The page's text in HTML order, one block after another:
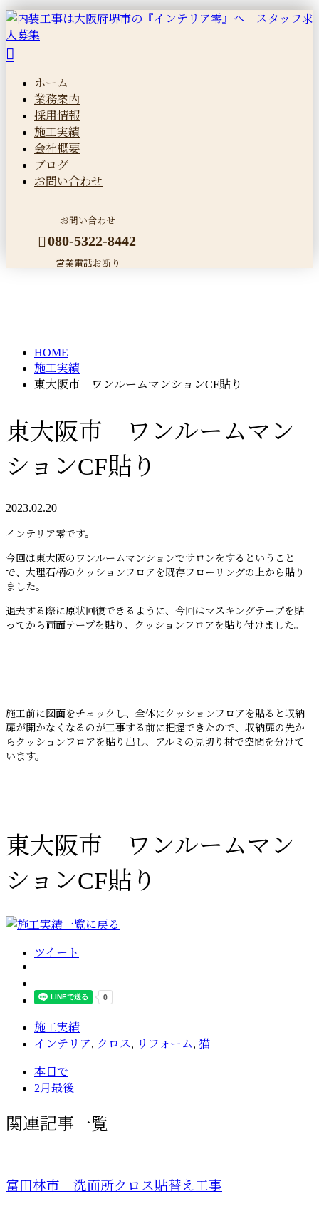
ホーム
業務案内
採用情報
施工実績
会社概要
ブログ
お問い合わせ
お問い合わせ
080-5322-8442
営業電話お断り
HOME
施工実績
東大阪市 ワンルームマンションCF貼り
東大阪市 ワンルームマン
ションCF貼り
2023.02.20
インテリア零です。
今回は東大阪のワンルームマンションでサロンをするということ
で、大理石柄のクッションフロアを既存フローリングの上から貼り
ました。
退去する際に原状回復できるように、今回はマスキングテープを貼
ってから両面テープを貼り、クッションフロアを貼り付けました。
施工前に図面をチェックし、全体にクッションフロアを貼ると収納
扉が開かなくなるのが工事する前に把握できたので、収納扉の先か
らクッションフロアを貼り出し、アルミの見切り材で空間を分けて
います。
東大阪市 ワンルームマン
ションCF貼り
ツイート
施工実績
インテリア, クロス, リフォーム, 猫
本日で
2月最後
関連記事一覧
富田林市 洗面所クロス貼替え工事